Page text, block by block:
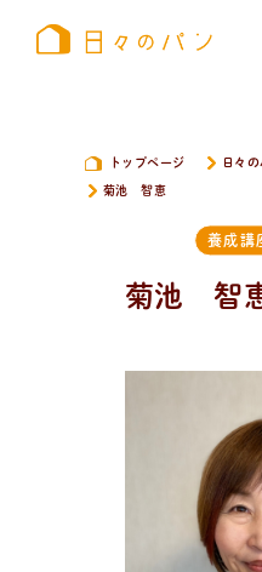
トップページ 日々
菊池 智恵
菊池 智
養成講